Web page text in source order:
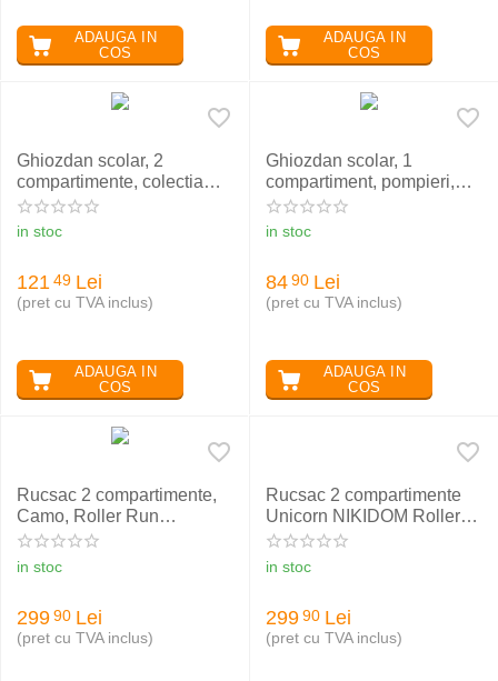
ADAUGA IN
COS
ADAUGA IN
COS
Ghiozdan scolar, 2
compartimente, colectia
Silver Cats, BP70 ST Right
in stoc
121 49 Lei
(pret cu TVA inclus)
ADAUGA IN
COS
Ghiozdan scolar, 1
compartiment, pompieri,
ASTRA
in stoc
84 90 Lei
(pret cu TVA inclus)
ADAUGA IN
COS
Rucsac 2 compartimente,
Camo, Roller Run
NIKIDOM
in stoc
299 90 Lei
(pret cu TVA inclus)
Rucsac 2 compartimente
Unicorn NIKIDOM Roller
Go
in stoc
299 90 Lei
(pret cu TVA inclus)